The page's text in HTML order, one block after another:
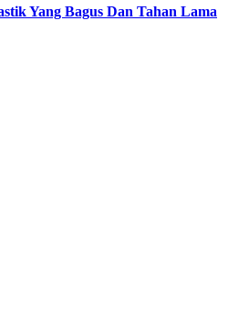
Yang Bagus Dan Tahan Lama